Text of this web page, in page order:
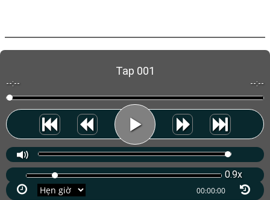
Tap 001
--:-- --:--
0.9x